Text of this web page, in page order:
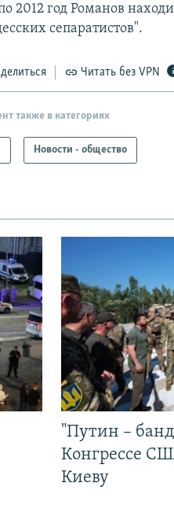
2012 год Романов
сепаратистов".
Читать без VPN
также в категориях
Новости - общество
"Путин –
Конгрессе
Киеву